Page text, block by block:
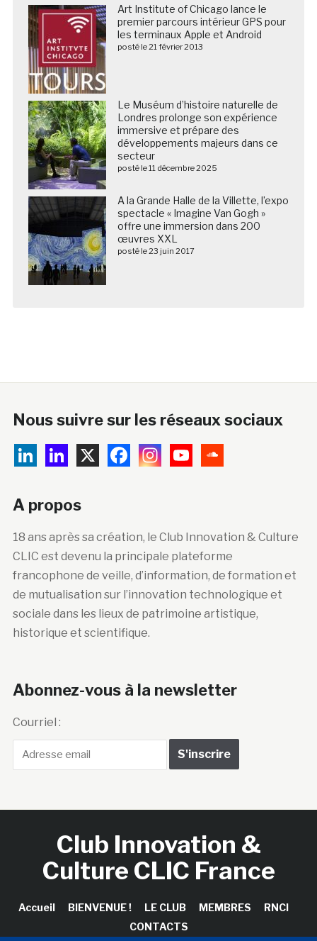
Art Institute of Chicago lance le
premier parcours intérieur GPS pour
les terminaux Apple et Android
posté le 21 février 2013
Le Muséum d’histoire naturelle de
Londres prolonge son expérience
immersive et prépare des
développements majeurs dans ce
secteur
posté le 11 décembre 2025
A la Grande Halle de la Villette, l’expo
spectacle « Imagine Van Gogh »
offre une immersion dans 200
œuvres XXL
posté le 23 juin 2017
Nous suivre sur les réseaux sociaux
A propos
18 ans après sa création, le Club Innovation & Culture
CLIC est devenu la principale plateforme
francophone de veille, d’information, de formation et
de mutualisation sur l’innovation technologique et
sociale dans les lieux de patrimoine artistique,
historique et scientifique.
Abonnez-vous à la newsletter
Courriel :
Club Innovation &
Culture CLIC France
Accueil BIENVENUE ! LE CLUB MEMBRES
RNCI
CONTACTS